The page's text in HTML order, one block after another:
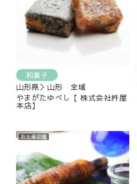
和菓子
山形県＞山形 全域
やまがたゆべし【 株式会社杵屋
本店】
お土産図鑑